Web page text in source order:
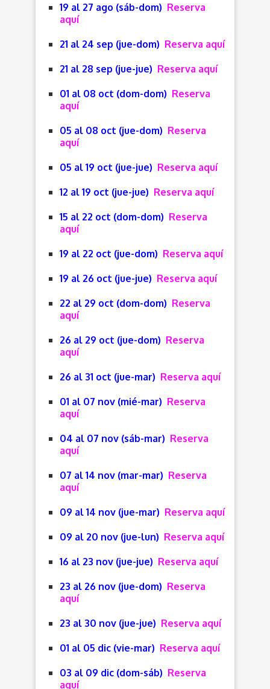
19 al 27 ago (sáb-dom) Reserva
aquí
21 al 24 sep (jue-dom) Reserva aquí
21 al 28 sep (jue-jue) Reserva aquí
01 al 08 oct (dom-dom) Reserva
aquí
05 al 08 oct (jue-dom) Reserva
aquí
05 al 19 oct (jue-jue) Reserva aquí
12 al 19 oct (jue-jue) Reserva aquí
15 al 22 oct (dom-dom) Reserva
aquí
19 al 22 oct (jue-dom) Reserva aquí
19 al 26 oct (jue-jue) Reserva aquí
22 al 29 oct (dom-dom) Reserva
aquí
26 al 29 oct (jue-dom) Reserva
aquí
26 al 31 oct (jue-mar) Reserva aquí
01 al 07 nov (mié-mar) Reserva
aquí
04 al 07 nov (sáb-mar) Reserva
aquí
07 al 14 nov (mar-mar) Reserva
aquí
09 al 14 nov (jue-mar) Reserva aquí
09 al 20 nov (jue-lun) Reserva aquí
16 al 23 nov (jue-jue) Reserva aquí
23 al 26 nov (jue-dom) Reserva
aquí
23 al 30 nov (jue-jue) Reserva aquí
01 al 05 dic (vie-mar) Reserva aquí
03 al 09 dic (dom-sáb) Reserva
aquí